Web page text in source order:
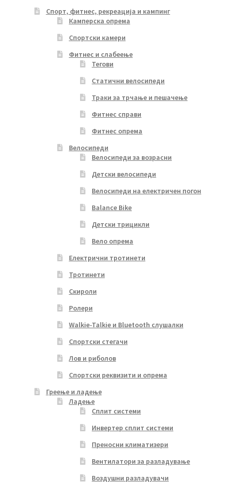
Спорт, фитнес, рекреација и кампинг
Камперска опрема
Спортски камери
Фитнес и слабеење
Тегови
Статични велосипеди
Траки за трчање и пешачење
Фитнес справи
Фитнес опрема
Велосипеди
Велосипеди за возрасни
Детски велосипеди
Велосипеди на електричен погон
Balance Bike
Детски трицикли
Вело опрема
Електрични тротинети
Тротинети
Скироли
Ролери
Walkie-Talkie и Bluetooth слушалки
Спортски стегачи
Лов и риболов
Спортски реквизити и опрема
Греење и ладење
Ладење
Сплит системи
Инвертер сплит системи
Преносни климатизери
Вентилатори за разладување
Воздушни разладувачи